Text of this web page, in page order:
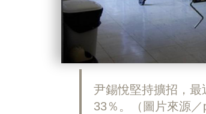
尹錫悅堅持擴招，最
33％。（圖片來源／